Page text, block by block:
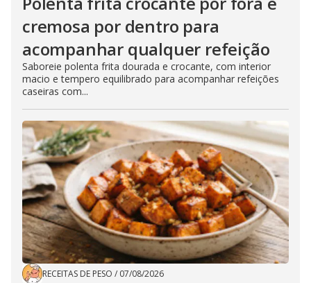
cremosa por dentro para
acompanhar qualquer refeição
Saboreie polenta frita dourada e crocante, com interior
macio e tempero equilibrado para acompanhar refeições
caseiras com...
RECEITAS DE PESO / 07/08/2026